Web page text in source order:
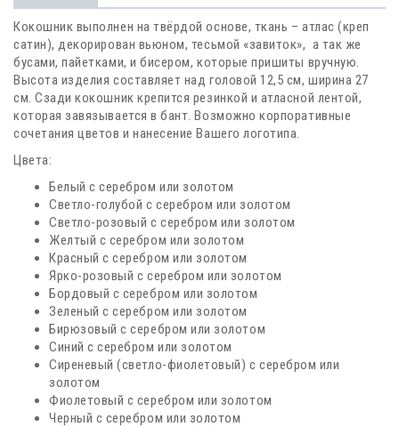
Кокошник выполнен на твёрдой основе, ткань – атлас (креп
сатин), декорирован вьюном, тесьмой «завиток», а так же
бусами, пайетками, и бисером, которые пришиты вручную.
Высота изделия составляет над головой 12,5 см, ширина 27
см. Сзади кокошник крепится резинкой и атласной лентой,
которая завязывается в бант. Возможно корпоративные
сочетания цветов и нанесение Вашего логотипа.
Цвета:
Белый с серебром или золотом
Светло-голубой с серебром или золотом
Светло-розовый с серебром или золотом
Желтый с серебром или золотом
Красный с серебром или золотом
Ярко-розовый с серебром или золотом
Бордовый с серебром или золотом
Зеленый с серебром или золотом
Бирюзовый с серебром или золотом
Синий с серебром или золотом
Сиреневый (светло-фиолетовый) с серебром или
золотом
Фиолетовый с серебром или золотом
Черный с серебром или золотом